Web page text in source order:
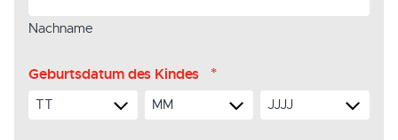
Nachname
Geburtsdatum des Kindes *
TT MM JJJJ